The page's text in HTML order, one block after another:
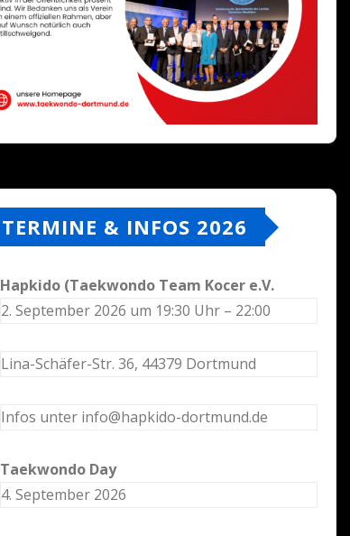
TERMINE & INFOS 2026
Hapkido (Taekwondo Team Kocer e.V.
2. September 2026 um 19:30 Uhr – 22:00
Lina-Schäfer-Str. 36, 44379 Dortmund
Infos unter info@hapkido-dortmund.de
Taekwondo Day
4. September 2026